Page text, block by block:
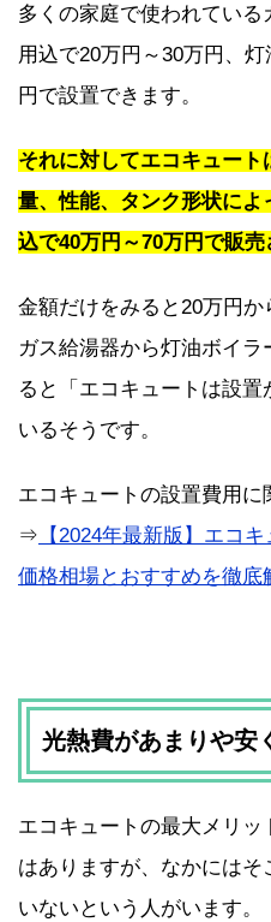
多くの家庭で使われてい
用込で20万円～30万円、
円で設置できます。
それに対してエコキュー
量、性能、タンク形状に
込で40万円～70万円で販売
金額だけをみると20万円
ガス給湯器から灯油ボイ
ると「エコキュートは設
いるそうです。
エコキュートの設置費用
⇒ 【2024年最新版】エコ
価格相場とおすすめを徹底
光熱費があまりや安
エコキュートの最大メリ
はありますが、なかには
いないという人がいます。